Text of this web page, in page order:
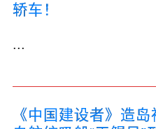
轿车！
...
《中国建设者》造